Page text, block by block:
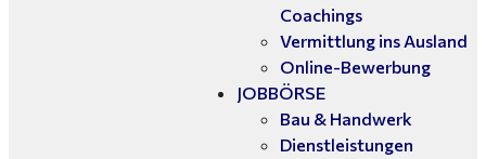
Coachings
Vermittlung ins Ausland
Online-Bewerbung
JOBBÖRSE
Bau & Handwerk
Dienstleistungen